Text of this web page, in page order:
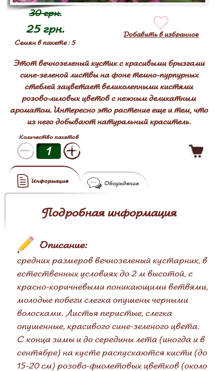
30 грн.
25 грн.
Семян в пакете : 5
Добавить в избранное
Этот вечнозеленый кустик с красивыми брызгами
сине-зеленой листвы на фоне темно-пурпурных
стеблей зацветает великолепными кистями
розово-лиловых цветов с нежным деликатным
ароматом. Интересно это растение еще и тем, что
из него добывают натуральный краситель.
Количество пакетов
Информация Обсуждение
Подробная информация
Описание:
средних размеров вечнозеленый кустарник, в
естественных условиях до 2 м высотой, с
красно-коричневыми поникающими ветвями,
молодые побеги слегка опушены черными
волосками. Листья перистые, слегка
опушенные, красивого сине-зеленого цвета.
С конца зимы и до середины лета (иногда и в
сентябре) на кусте распускаются кисти (до
15-20 см) розово-фиолетовых цветков (около